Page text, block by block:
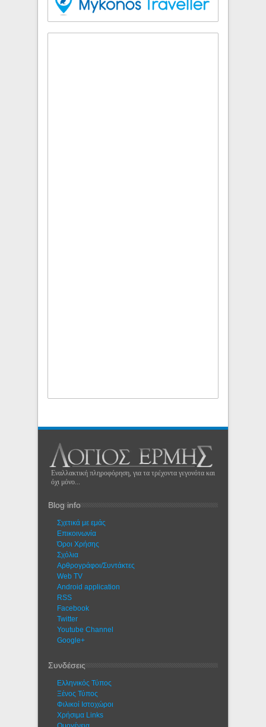
Εναλλακτική πληροφόρηση, για τα τρέχοντα γεγονότα και
όχι μόνο...
Blog info
Σχετικά με εμάς
Eπικοινωνία
Όροι Χρήσης
Σχόλια
Αρθρογράφοι/Συντάκτες
Web TV
Android application
RSS
Facebook
Twitter
Youtube Channel
Google+
Συνδέσεις
Ελληνικός Τύπος
Ξένος Τύπος
Φιλικοί Ιστοχώροι
Χρήσιμα Links